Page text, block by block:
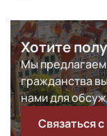
Хотите
Мы
гражданства
нами для
Связаться